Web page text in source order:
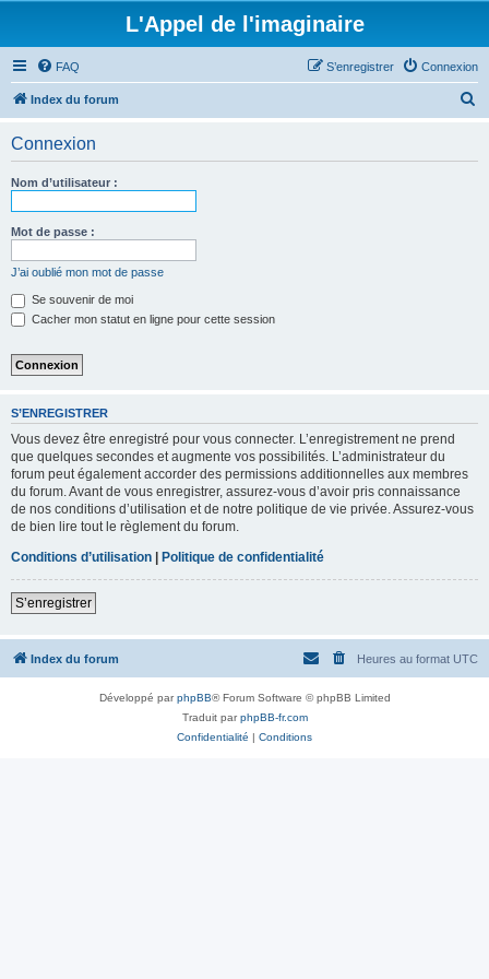
L'Appel de l'imaginaire
FAQ Connexion
S’enregistrer
Index du forum
Connexion
Nom d’utilisateur :
Mot de passe :
J’ai oublié mon mot de passe
Se souvenir de moi
Cacher mon statut en ligne pour cette session
S’ENREGISTRER
Vous devez être enregistré pour vous connecter. L’enregistrement ne prend
que quelques secondes et augmente vos possibilités. L’administrateur du
forum peut également accorder des permissions additionnelles aux membres
du forum. Avant de vous enregistrer, assurez-vous d’avoir pris connaissance
de nos conditions d’utilisation et de notre politique de vie privée. Assurez-vous
de bien lire tout le règlement du forum.
Conditions d’utilisation | Politique de confidentialité
S’enregistrer
Index du forum Heures au format UTC
Développé parphpBB® Forum Software © phpBB Limited
Traduit parphpBB-fr.com
Confidentialité | Conditions